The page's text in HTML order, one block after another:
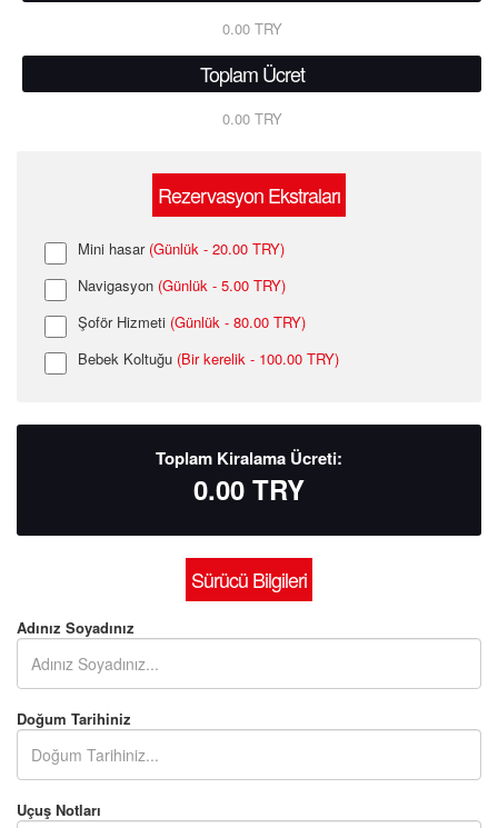
0.00 TRY
Toplam Ücret
0.00 TRY
Rezervasyon Ekstraları
Mini hasar (Günlük - 20.00 TRY)
Navigasyon (Günlük - 5.00 TRY)
Şoför Hizmeti (Günlük - 80.00 TRY)
Bebek Koltuğu (Bir kerelik - 100.00 TRY)
Toplam Kiralama Ücreti:
0.00 TRY
Sürücü Bilgileri
Adınız Soyadınız
Doğum Tarihiniz
Uçuş Notları